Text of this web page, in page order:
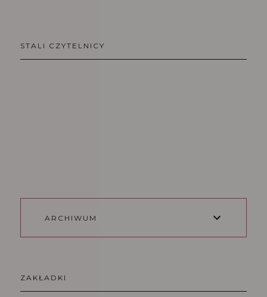
STALI CZYTELNICY
ARCHIWUM
ZAKŁADKI